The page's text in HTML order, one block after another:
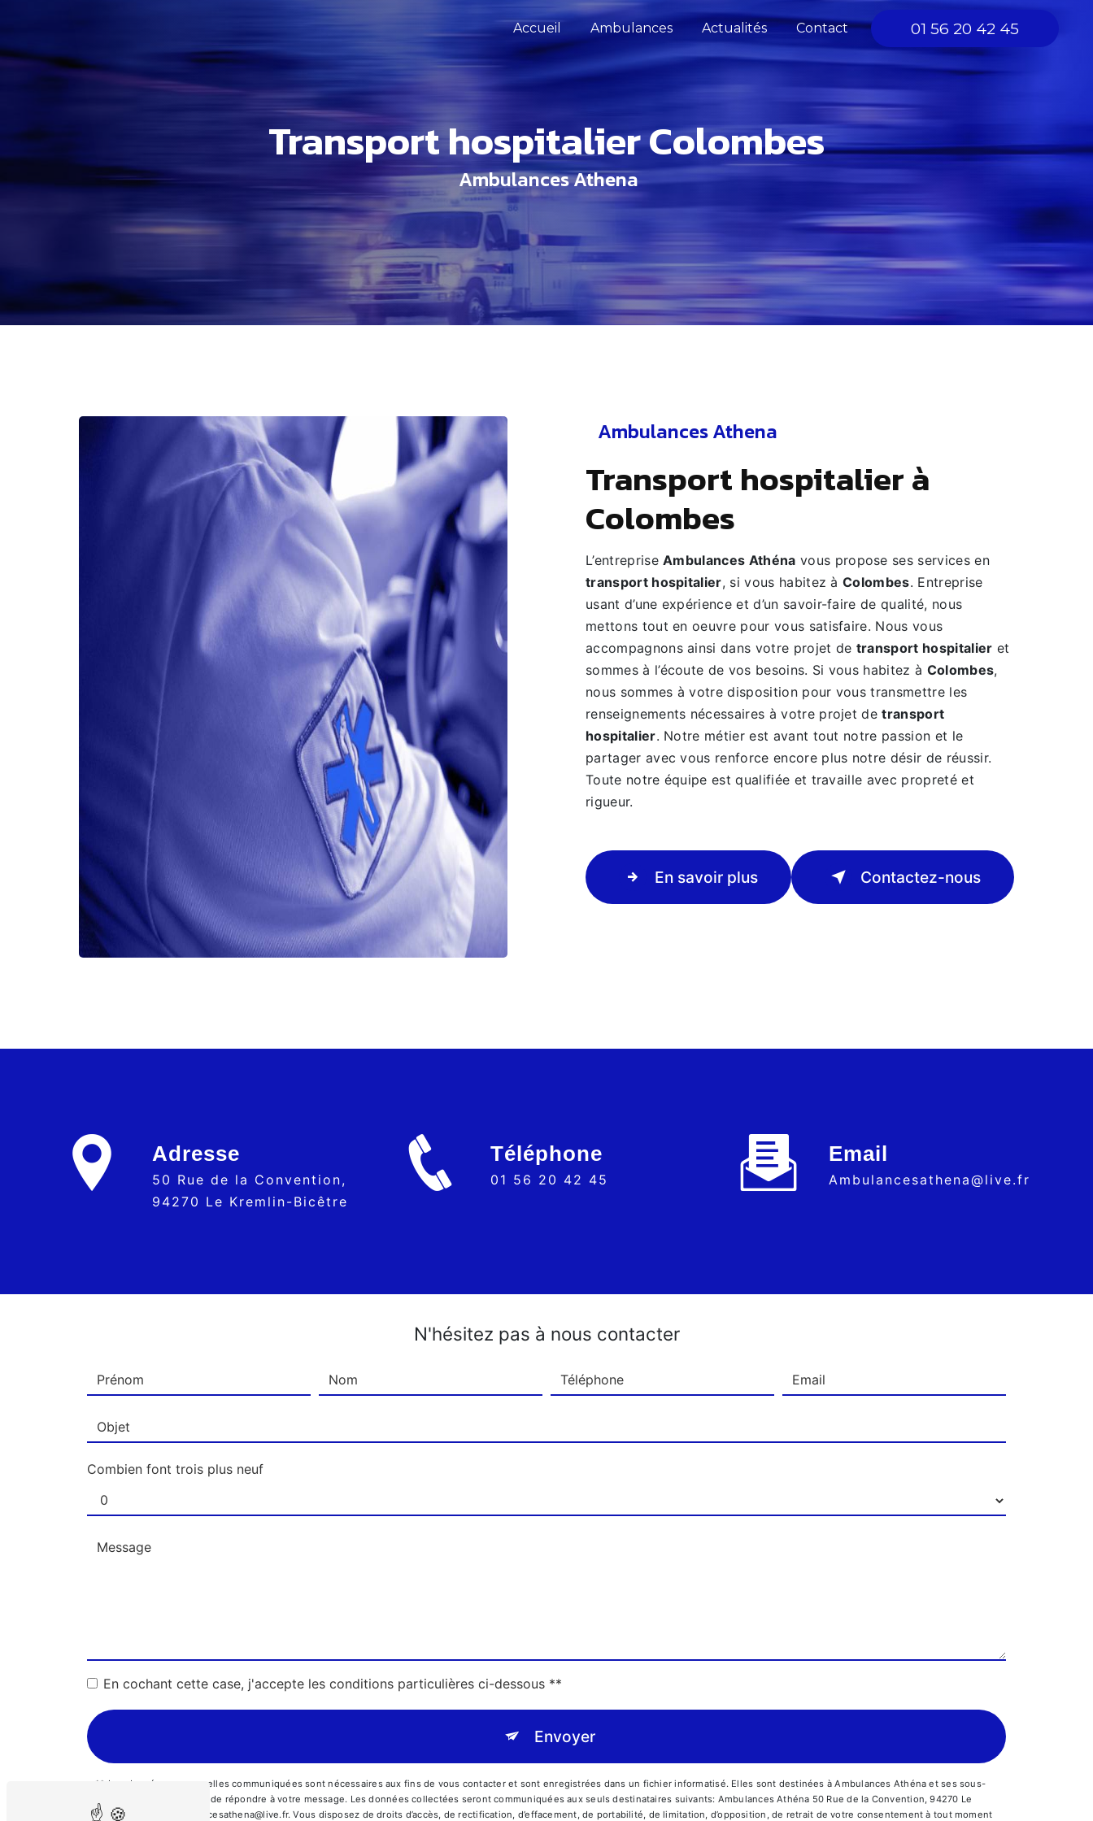
Accueil Ambulances Actualités Contact 01 56 20 42 45
transport hospitalier Colombes
Ambulances Athena
Ambulances Athena
transport hospitalier à
Colombes
L’entrepriseAmbulances Athéna vous propose ses services en
transport hospitalier, si vous habitez àColombes. Entreprise
usant d’une expérience et d’un savoir-faire de qualité, nous
mettons tout en oeuvre pour vous satisfaire. Nous vous
accompagnons ainsi dans votre projet de transport hospitalier et
sommes à l’écoute de vos besoins. Si vous habitez à Colombes,
nous sommes à votre disposition pour vous transmettre les
renseignements nécessaires à votre projet detransport
hospitalier. Notre métier est avant tout notre passion et le
partager avec vous renforce encore plus notre désir de réussir.
Toute notre équipe est qualifiée et travaille avec propreté et
rigueur.
En savoir plus Contactez-nous
Adresse
50 Rue de la Convention,
94270 Le Kremlin-Bicêtre
Téléphone
01 56 20 42 45
Email
ambulancesathena@live.fr
N'hésitez pas à nous contacter
Combien font trois plus neuf
En cochant cette case, j'accepte les conditions particulières ci-dessous **
Envoyer
** Les données personnelles communiquées sont nécessaires aux fins de vous contacter et sont enregistrées dans un fichier informatisé. Elles sont destinées à Ambulances Athéna et ses sous-
traitants dans le seul but de répondre à votre message. Les données collectées seront communiquées aux seuls destinataires suivants: Ambulances Athéna 50 Rue de la Convention, 94270 Le
Kremlin-Bicêtre ambulancesathena@live.fr. Vous disposez de droits d’accès, de rectification, d’effacement, de portabilité, de limitation, d’opposition, de retrait de votre consentement à tout moment